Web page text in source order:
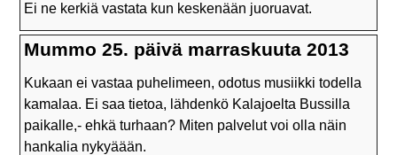
Ei ne kerkiä vastata kun keskenään juoruavat.
Mummo 25. päivä marraskuuta 2013
Kukaan ei vastaa puhelimeen, odotus musiikki todella
kamalaa. Ei saa tietoa, lähdenkö Kalajoelta Bussilla
paikalle,- ehkä turhaan? Miten palvelut voi olla näin
hankalia nykyäään.